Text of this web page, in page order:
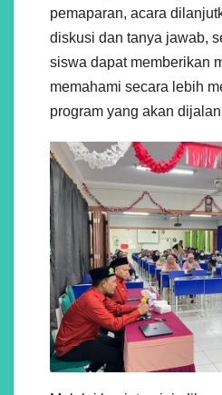
pemaparan, acara
diskusi dan tanya jawab,
siswa dapat memberikan
memahami secara lebih
program yang akan